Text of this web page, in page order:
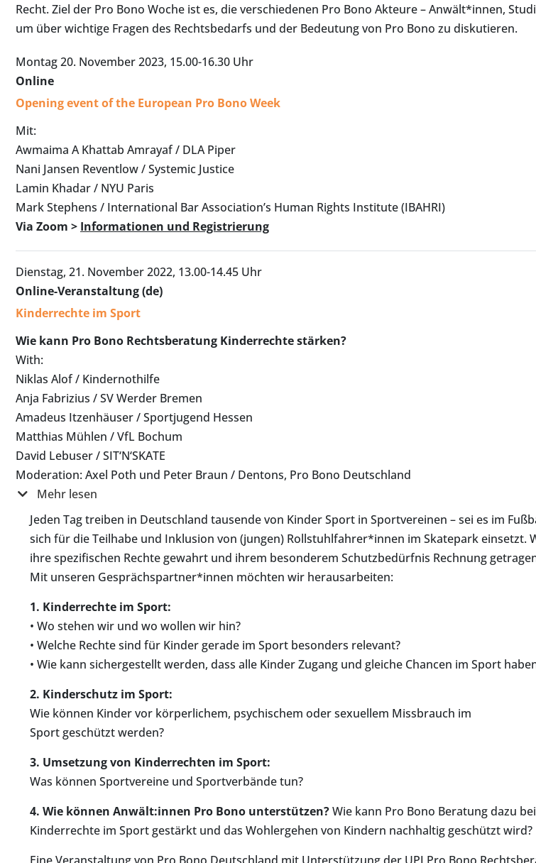
Recht. Ziel der Pro Bono Woche ist es, die verschiedenen Pro Bono Akteure – Anwält*innen,
um über wichtige Fragen des Rechtsbedarfs und der Bedeutung von Pro Bono zu diskutieren.
Montag 20. November 2023, 15.00-16.30 Uhr
Online
Opening event of the European Pro Bono Week
Mit:
Awmaima A Khattab Amrayaf / DLA Piper
Nani Jansen Reventlow / Systemic Justice
Lamin Khadar / NYU Paris
Mark Stephens / International Bar Association’s Human Rights Institute (IBAHRI)
Via Zoom > Informationen und Registrierung
Dienstag, 21. November 2022, 13.00-14.45 Uhr
Online-Veranstaltung (de)
Kinderrechte im Sport
Wie kann Pro Bono Rechtsberatung Kinderrechte stärken?
With:
Niklas Alof / Kindernothilfe
Anja Fabrizius / SV Werder Bremen
Amadeus Itzenhäuser / Sportjugend Hessen
Matthias Mühlen / VfL Bochum
David Lebuser / SIT‘N‘SKATE
Moderation: Axel Poth und Peter Braun / Dentons, Pro Bono Deutschland
Mehr lesen
Jeden Tag treiben in Deutschland tausende von Kinder Sport in Sportvereinen – sei es im
sich für die Teilhabe und Inklusion von (jungen) Rollstuhlfahrer*innen im Skatepark
ihre spezifischen Rechte gewahrt und ihrem besonderem Schutzbedürfnis Rechnung
Mit unseren Gesprächspartner*innen möchten wir herausarbeiten:
1. Kinderrechte im Sport:
• Wo stehen wir und wo wollen wir hin?
• Welche Rechte sind für Kinder gerade im Sport besonders relevant?
• Wie kann sichergestellt werden, dass alle Kinder Zugang und gleiche Chancen im Sport
2. Kinderschutz im Sport:
Wie können Kinder vor körperlichem, psychischem oder sexuellem Missbrauch im
Sport geschützt werden?
3. Umsetzung von Kinderrechten im Sport:
Was können Sportvereine und Sportverbände tun?
4. Wie können Anwält:innen Pro Bono unterstützen?Wie kann Pro Bono Beratung dazu
Kinderrechte im Sport gestärkt und das Wohlergehen von Kindern nachhaltig geschützt wird?